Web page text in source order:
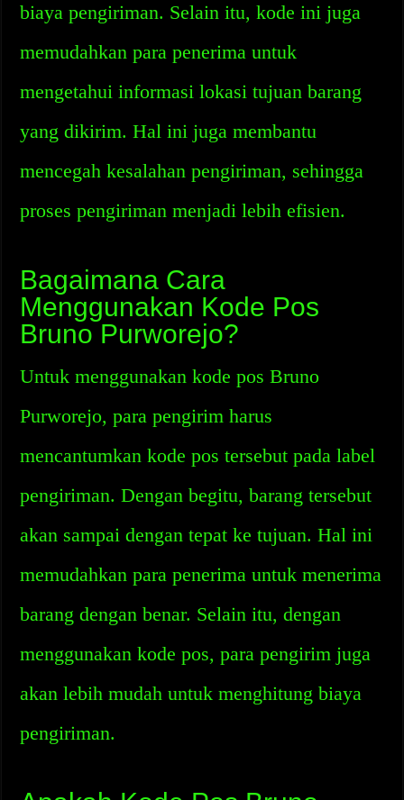
biaya pengiriman. Selain itu, kode ini juga
memudahkan para penerima untuk
mengetahui informasi lokasi tujuan barang
yang dikirim. Hal ini juga membantu
mencegah kesalahan pengiriman, sehingga
proses pengiriman menjadi lebih efisien.
Bagaimana Cara
Menggunakan Kode Pos
Bruno Purworejo?
Untuk menggunakan kode pos Bruno
Purworejo, para pengirim harus
mencantumkan kode pos tersebut pada label
pengiriman. Dengan begitu, barang tersebut
akan sampai dengan tepat ke tujuan. Hal ini
memudahkan para penerima untuk menerima
barang dengan benar. Selain itu, dengan
menggunakan kode pos, para pengirim juga
akan lebih mudah untuk menghitung biaya
pengiriman.